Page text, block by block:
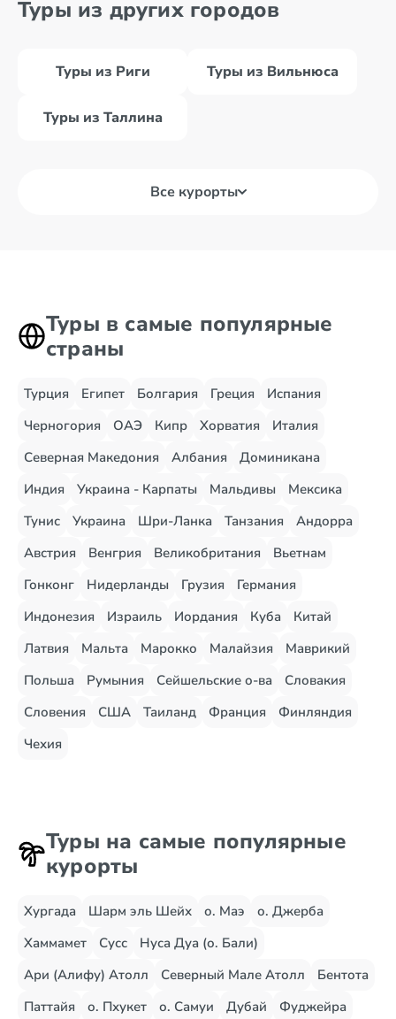
Туры из других городов
Туры из Риги Туры из Вильнюса
Туры из Таллина
Все курорты
Туры в самые популярные
страны
Турция Египет Болгария Греция
Испания
Черногория
ОАЭ Кипр Хорватия
Италия
Северная Македония
Албания
Доминикана
Индия
Украина - Карпаты Мальдивы
Мексика
Тунис
Украина Шри-Ланка Танзания
Андорра
Австрия
Венгрия Великобритания
Вьетнам
Гонконг
Нидерланды Грузия
Германия
Индонезия
Израиль Иордания Куба
Китай
Латвия
Мальта Марокко Малайзия
Маврикий
Польша
Румыния Сейшельские о-ва
Словакия
Словения
США Таиланд Франция
Финляндия
Чехия
Туры на самые популярные
курорты
Хургада Шарм эль Шейх о. Маэ
о. Джерба
Хаммамет
Сусс
Нуса Дуа (о. Бали)
Ари (Алифу) Атолл
Северный Мале Атолл
Бентота
Паттайя
о. Пхукет о. Самуи Дубай
Фуджейра